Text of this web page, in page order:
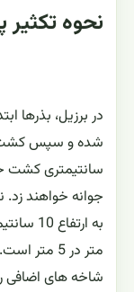
نحوه تکثیر
در برزیل،
متر در 5
شاخه های اضافی